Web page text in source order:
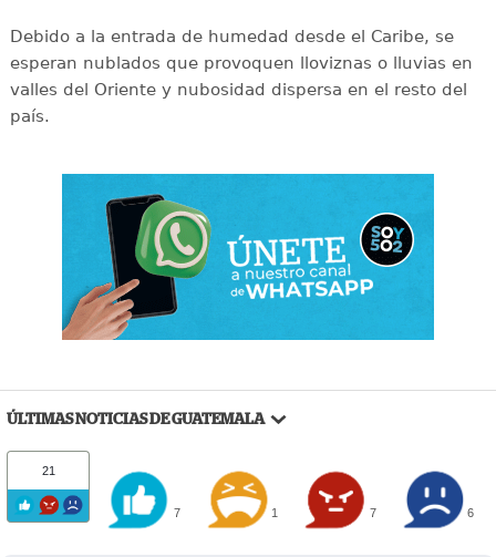
Debido a la entrada de humedad desde el Caribe, se
esperan nublados que provoquen lloviznas o lluvias en
valles del Oriente y nubosidad dispersa en el resto del
país.
ÚLTIMAS NOTICIAS DE GUATEMALA
21
7 1 7 6